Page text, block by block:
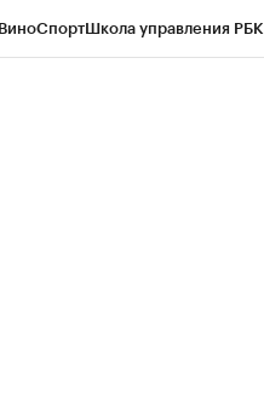
СпортШкола управления РБК